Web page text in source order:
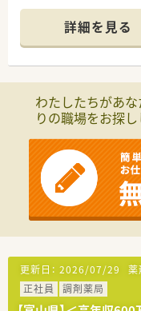
【店舗情報と応需
■最寄りの開発駅
担が少なく毎日の
■主に外科や整形
■薬剤師3名と事
おり、和気あいあ
■富山県や石川県
開し、地域に根
■社員思いの社長
おり、長期間にわ
■これからの業界
あい地域連携薬局
■遠方から通勤さ
費の負担を軽減す
■通勤にかかるガ
用できる制度があ
詳細を見る
わたしたちがあ
りの職場をお探し
更新日： 2026/07/29 薬
正社員
調剤薬局